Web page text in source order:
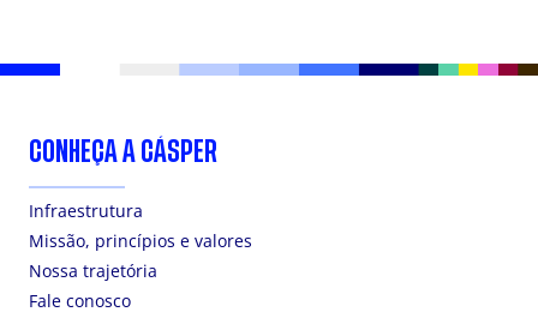
CONHEÇA A CÁSPER
Infraestrutura
Missão, princípios e valores
Nossa trajetória
Fale conosco